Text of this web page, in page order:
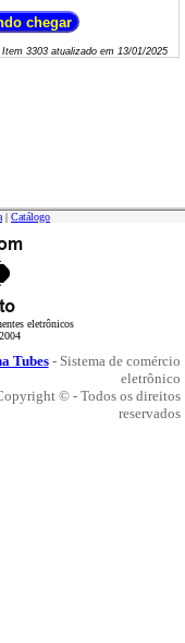
Item 3303atualizado em 13/01/2025
| Catálogo
eletrônicos
Tubes- Sistema de comércio
eletrônico
© - Todos os direitos
reservados